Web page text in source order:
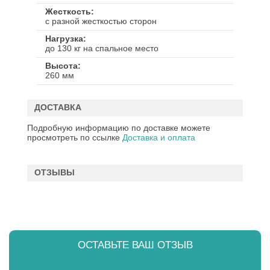
Жесткость
с разной жесткостью сторон
Нагрузка
до 130 кг на спальное место
Высота
260 мм
ДОСТАВКА
Подробную информацию по доставке можете
просмотреть по ссылке Доставка и оплата
ОТЗЫВЫ
ОСТАВЬТЕ ВАШ ОТЗЫВ